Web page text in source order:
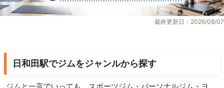
最終更新日：2026/08/07
日和田駅でジムをジャンルから探す